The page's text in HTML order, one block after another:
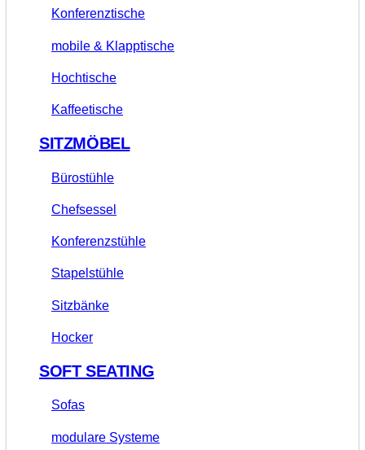
Konferenztische
mobile & Klapptische
Hochtische
Kaffeetische
SITZMÖBEL
Bürostühle
Chefsessel
Konferenzstühle
Stapelstühle
Sitzbänke
Hocker
SOFT SEATING
Sofas
modulare Systeme